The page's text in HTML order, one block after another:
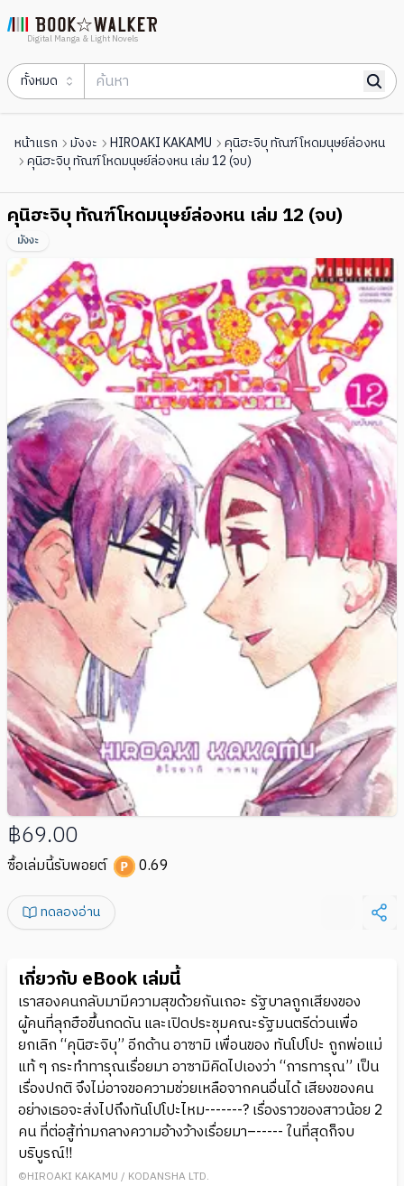
Digital Manga & Light Novels
ทั้งหมด
หน้าแรก มังงะ HIROAKI KAKAMU
คุนิฮะจิบุ ทัณฑ์โหดมนุษย์ล่องหน
คุนิฮะจิบุ ทัณฑ์โหดมนุษย์ล่องหน เล่ม 12 (จบ)
คุนิฮะจิบุ ทัณฑ์โหดมนุษย์ล่องหน เล่ม 12 (จบ)
มังงะ
฿69.00
ซื้อเล่มนี้รับพอยต์ 0.69
ทดลองอ่าน
เกี่ยวกับ eBook เล่มนี้
เราสองคนกลับมามีความสุขด้วยกันเถอะ รัฐบาลถูกเสียงของ
ผู้คนที่ลุกฮือขึ้นกดดัน และเปิดประชุมคณะรัฐมนตรีด่วนเพื่อ
ยกเลิก “คุนิฮะจิบุ” อีกด้าน อาซามิ เพื่อนของ ทันโปโปะ ถูกพ่อแม่
แท้ ๆ กระทําทารุณเรื่อยมา อาซามิคิดไปเองว่า “การทารุณ” เป็น
เรื่องปกติ จึงไม่อาจขอความช่วยเหลือจากคนอื่นได้ เสียงของคน
อย่างเธอจะส่งไปถึงทันโปโปะไหม-------? เรื่องราวของสาวน้อย 2
คน ที่ต่อสู้ท่ามกลางความอ้างว้างเรื่อยมา–----- ในที่สุดก็จบ
บริบูรณ์!!
©HIROAKI KAKAMU / KODANSHA LTD.